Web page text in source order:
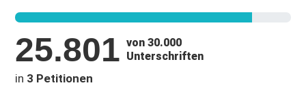
25.801 von 30.000
Unterschriften
in 3 Petitionen